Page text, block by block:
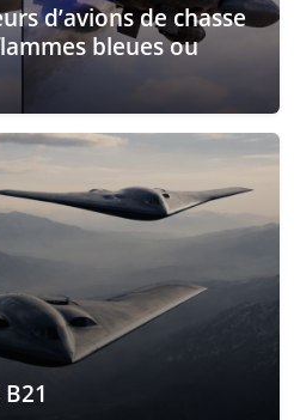
d’avions de chasse
bleues ou